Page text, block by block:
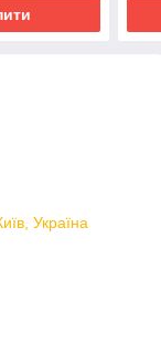
Україна